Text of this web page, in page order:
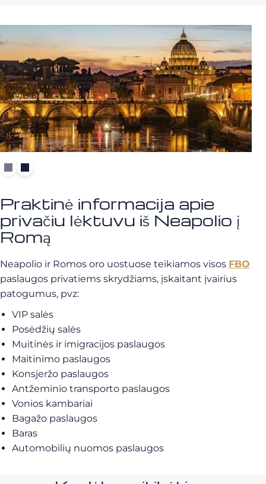
Praktinė informacija apie
privačiu lėktuvu iš Neapolio į
Romą
Neapolio ir Romos oro uostuose teikiamos visos FBO
paslaugos privatiems skrydžiams, įskaitant įvairius
patogumus, pvz:
VIP salės
Posėdžių salės
Muitinės ir imigracijos paslaugos
Maitinimo paslaugos
Konsjeržo paslaugos
Antžeminio transporto paslaugos
Vonios kambariai
Bagažo paslaugos
Baras
Automobilių nuomos paslaugos